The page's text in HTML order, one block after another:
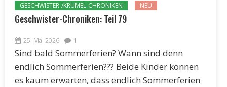
GESCHWISTER-/KRÜMEL-CHRONIKEN NEU
Geschwister-Chroniken: Teil 79
25. Mai 2026 1
Sind bald Sommerferien? Wann sind denn
endlich Sommerferien??? Beide Kinder können
es kaum erwarten, dass endlich Sommerferien